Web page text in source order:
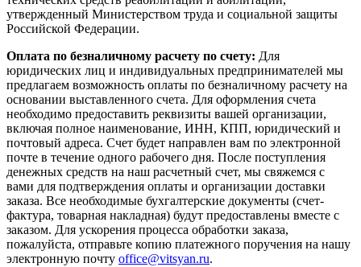
утвержденный Министерством труда и социальной защиты
Российской Федерации.
Оплата по безналичному расчету по счету: Для
юридических лиц и индивидуальных предпринимателей мы
предлагаем возможность оплаты по безналичному расчету на
основании выставленного счета. Для оформления счета
необходимо предоставить реквизиты вашей организации,
включая полное наименование, ИНН, КПП, юридический и
почтовый адреса. Счет будет направлен вам по электронной
почте в течение одного рабочего дня. После поступления
денежных средств на наш расчетный счет, мы свяжемся с
вами для подтверждения оплаты и организации доставки
заказа. Все необходимые бухгалтерские документы (счет-
фактура, товарная накладная) будут предоставлены вместе с
заказом. Для ускорения процесса обработки заказа,
пожалуйста, отправьте копию платежного поручения на нашу
электронную почту office@vitsyan.ru.